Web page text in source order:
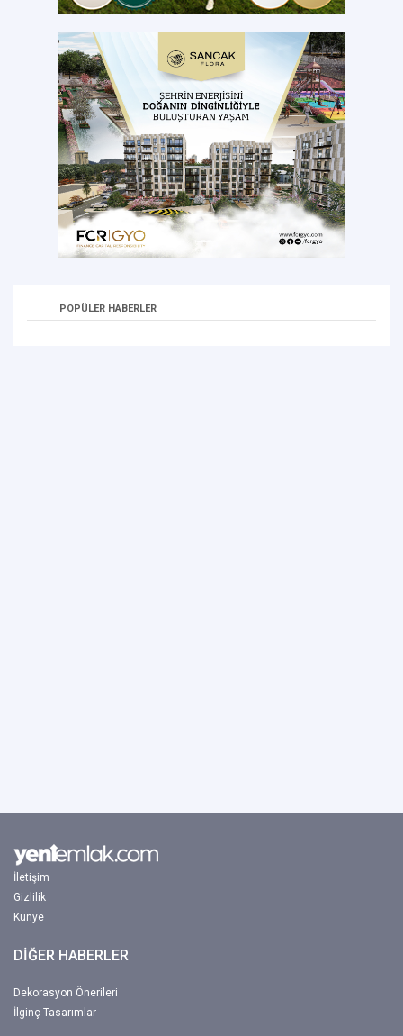
POPÜLER HABERLER
İletişim
Gizlilik
Künye
DİĞER HABERLER
Dekorasyon Önerileri
İlginç Tasarımlar